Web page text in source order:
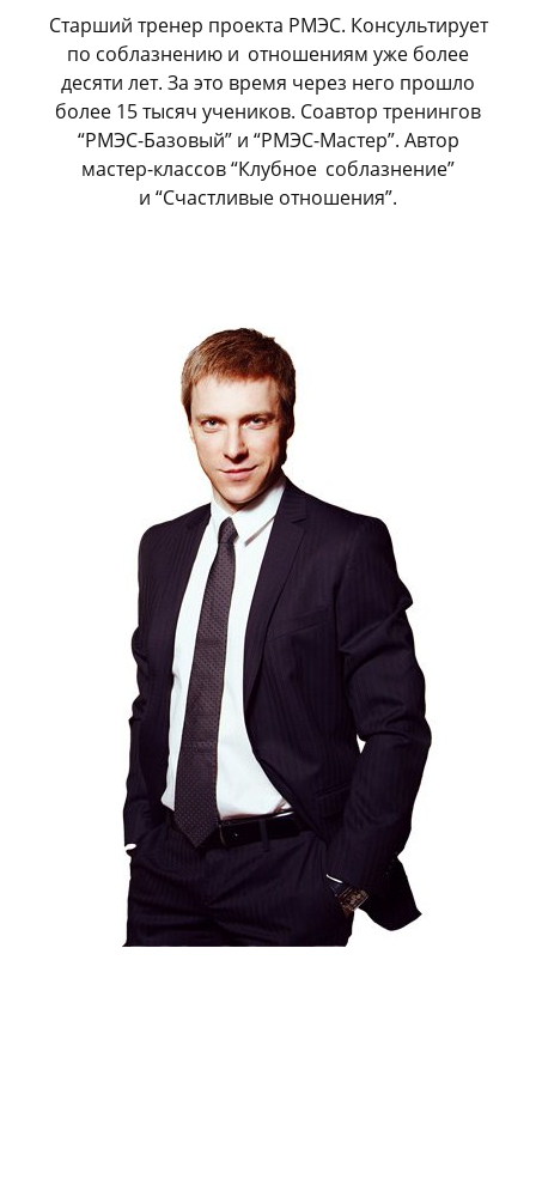
Старший тренер проекта РМЭС. Консультирует
по соблазнению и отношениям уже более
десяти лет. За это время через него прошло
более 15 тысяч учеников. Соавтор тренингов
“РМЭС-Базовый” и “РМЭС-Мастер”. Автор
мастер-классов “Клубное соблазнение”
и “Счастливые отношения”.